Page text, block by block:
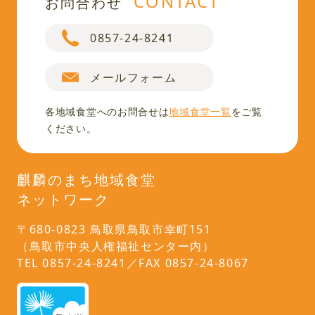
麒麟のまち地域食堂
ネットワーク
〒680-0823 鳥取県鳥取市幸町151
（鳥取市中央人権福祉センター内）
TEL 0857-24-8241／FAX 0857-24-8067
0857-24-8241
メールフォーム
各地域食堂へのお問合せは地域食堂一覧をご覧
ください。